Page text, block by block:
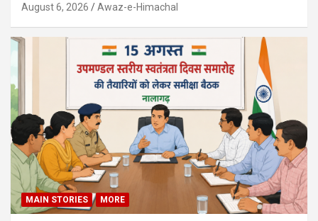
August 6, 2026 Awaz-e-Himachal
MAIN STORIES MORE